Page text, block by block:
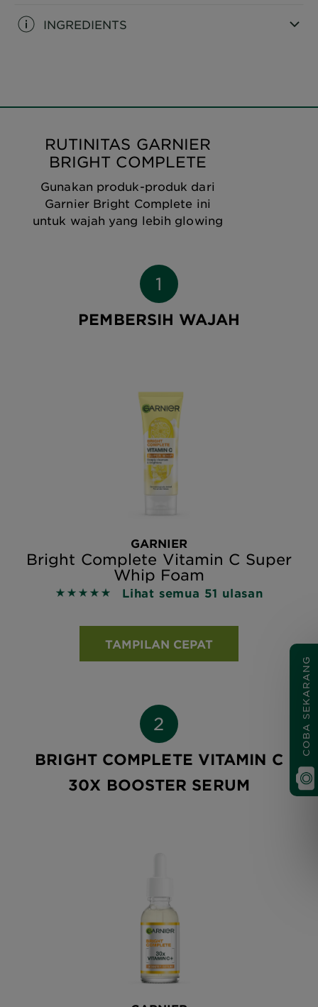
INGREDIENTS
RUTINITAS GARNIER
BRIGHT COMPLETE
Gunakan produk-produk dari
Garnier Bright Complete ini
untuk wajah yang lebih glowing
PEMBERSIH WAJAH
GARNIER
Bright Complete Vitamin C Super
Whip Foam
5 out of 5 stars based on reviews
Lihat semua 51 ulasan
TAMPILAN CEPAT
BRIGHT COMPLETE VITAMIN C
30X BOOSTER SERUM
COBA SEKARANG